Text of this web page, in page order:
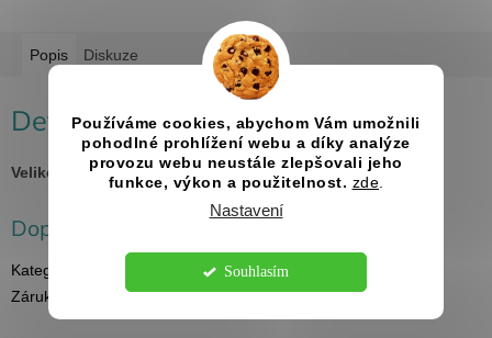
Používáme cookies, abychom Vám umožnili
pohodlné prohlížení webu a díky analýze
provozu webu neustále zlepšovali jeho
funkce, výkon a použitelnost. zde.
Nastavení
Souhlasím
Popis Diskuze
Detailní popis produktu
Velikost: 13x13 cm
Doplňkové parametry
Kategorie
Originální darování peněz
Záruka
2 roky